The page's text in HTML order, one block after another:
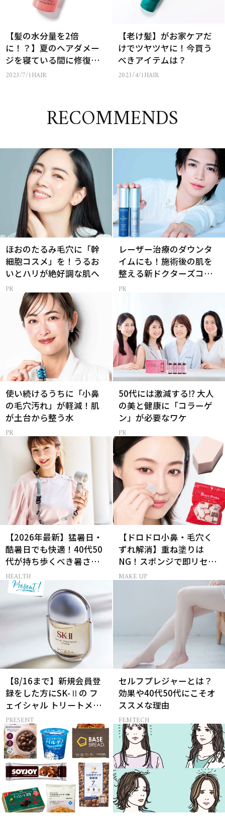
【髪の水分量を2倍
に！？】夏のヘアダメー
ジを寝ている間に修復す
る最新ヘアケアって？
2023/7/1HAIR
【老け髪】がお家ケアだ
けでツヤツヤに！今買う
べきアイテムは？
2023/4/1HAIR
RECOMMENDS
ほおのたるみ毛穴に「幹
細胞コスメ」を！うるお
いとハリが絶好調な肌へ
レーザー治療のダウンタ
イムにも！施術後の肌を
整える新ドクターズコス
メ
使い続けるうちに「小鼻
の毛穴汚れ」が軽減！肌
が土台から整う水
50代には激減する⁉ 大人
の美と健康に「コラーゲ
ン」が必要なワケ
【2026年最新】猛暑日・
酷暑日でも快適！40代50
代が持ち歩くべき暑さ対
策グッズ
HEALTH
【ドロドロ小鼻・毛穴く
ずれ解消】重ね塗りは
NG！スポンジで即リセッ
トするプロ技
MAKE UP
【8/16まで】新規会員登
録をした方にSK-Ⅱの フ
ェイシャル トリートメン
ト セラムをプレゼント！
PRESENT
セルフプレジャーとは？
効果や40代50代にこそオ
ススメな理由
FEMTECH